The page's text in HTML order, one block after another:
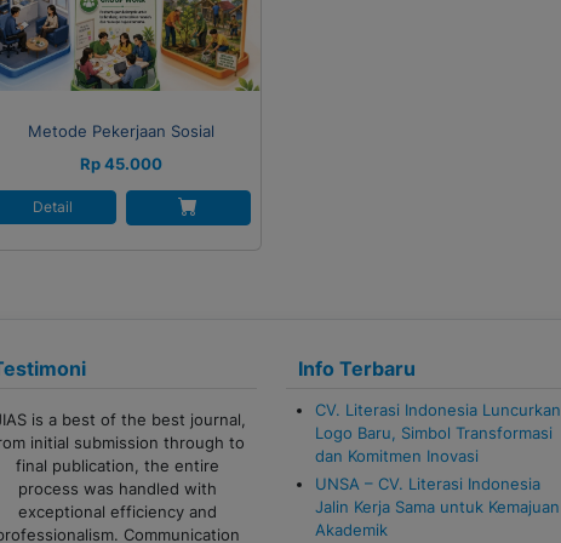
Metode Pekerjaan Sosial
Rp 45.000
Detail
to
Terima kasih banyak untuk admin
CV Literasi Indonesia!
Pelayanannya cepat, responsif,
dan sangat membantu sekali.
Proses komunikasi juga lancar,
sangat ramah serta semua
Info Terbaru
CV. Literasi Indonesia Luncurkan
Logo Baru, Simbol Transformasi
dan Komitmen Inovasi
UNSA – CV. Literasi Indonesia
Jalin Kerja Sama untuk Kemajuan
Akademik